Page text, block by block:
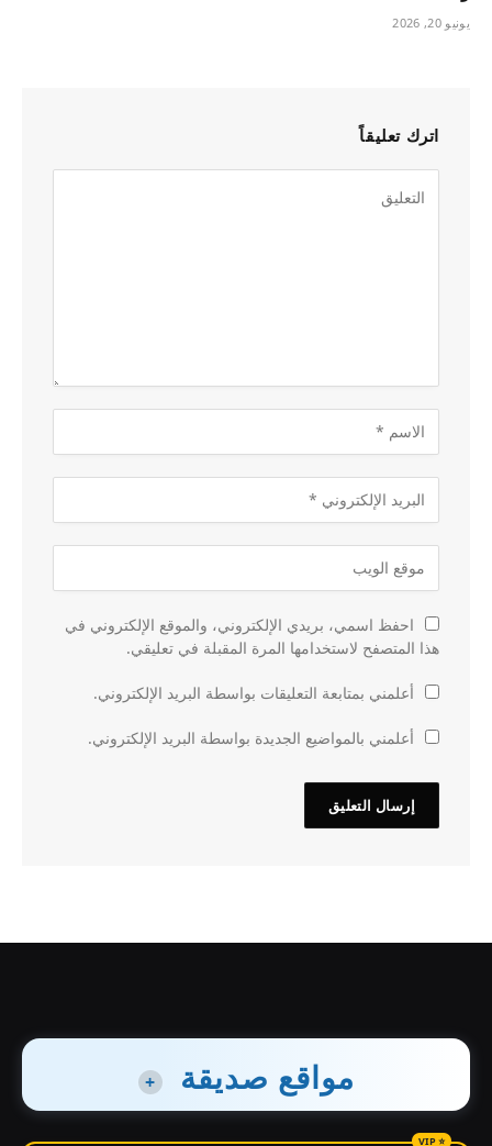
يونيو 20, 2026
اترك تعليقاً
احفظ اسمي، بريدي الإلكتروني، والموقع الإلكتروني في
هذا المتصفح لاستخدامها المرة المقبلة في تعليقي.
أعلمني بمتابعة التعليقات بواسطة البريد الإلكتروني.
أعلمني بالمواضيع الجديدة بواسطة البريد الإلكتروني.
مواقع صديقة +